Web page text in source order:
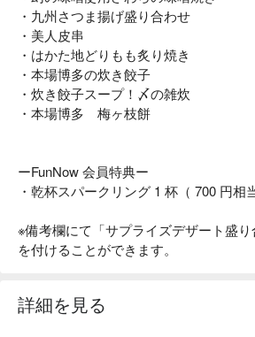
・九州さつま揚げ盛り合わせ
・美人皮串
・はかた地どりもも炙り焼き
・本場博多の炊き餃子
・炊き餃子スープ！〆の雑炊
・本場博多 梅ヶ枝餅
ーFunNow 会員特典ー
・乾杯スパークリング 1 杯（ 700 円相
※備考欄にて「サプライズデザート盛
を付けることができます。
詳細を見る